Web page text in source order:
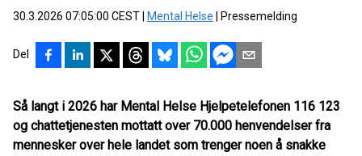
30.3.2026 07:05:00 CEST Mental Helse Pressemelding
Del
Så langt i 2026 har Mental Helse Hjelpetelefonen 116 123
og chattetjenesten mottatt over 70.000 henvendelser fra
mennesker over hele landet som trenger noen å snakke